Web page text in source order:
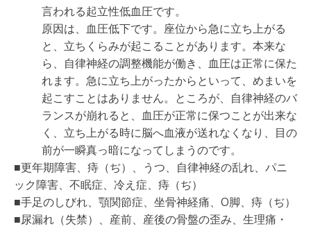
言われる起立性低血圧です。
原因は、血圧低下です。座位から急に立ち上がる
と、立ちくらみが起こることがあります。本来な
ら、自律神経の調整機能が働き、血圧は正常に保た
れます。急に立ち上がったからといって、めまいを
起こすことはありません。ところが、自律神経のバ
ランスが崩れると、血圧が正常に保つことが出来な
く、立ち上がる時に脳へ血液が送れなくなり、目の
前が一瞬真っ暗になってしまうのです。
■更年期障害、痔（ぢ）、うつ、自律神経の乱れ、パニ
ック障害、不眠症、冷え症、痔（ぢ）
■手足のしびれ、顎関節症、坐骨神経痛、O脚、痔（ぢ）
■尿漏れ（失禁）、産前、産後の骨盤の歪み、生理痛・